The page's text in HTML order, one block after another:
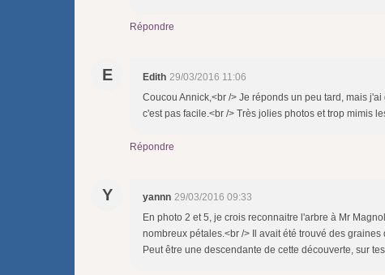
Répondre
E Edith 29/03/2016 11:06
Coucou Annick,<br /> Je réponds un peu tard, mais
c'est pas facile.<br /> Très jolies photos et trop mimis
Répondre
Y yannn 29/03/2016 09:33
En photo 2 et 5, je crois reconnaitre l'arbre à Mr
nombreux pétales.<br /> Il avait été trouvé des
Peut être une descendante de cette découverte, sur